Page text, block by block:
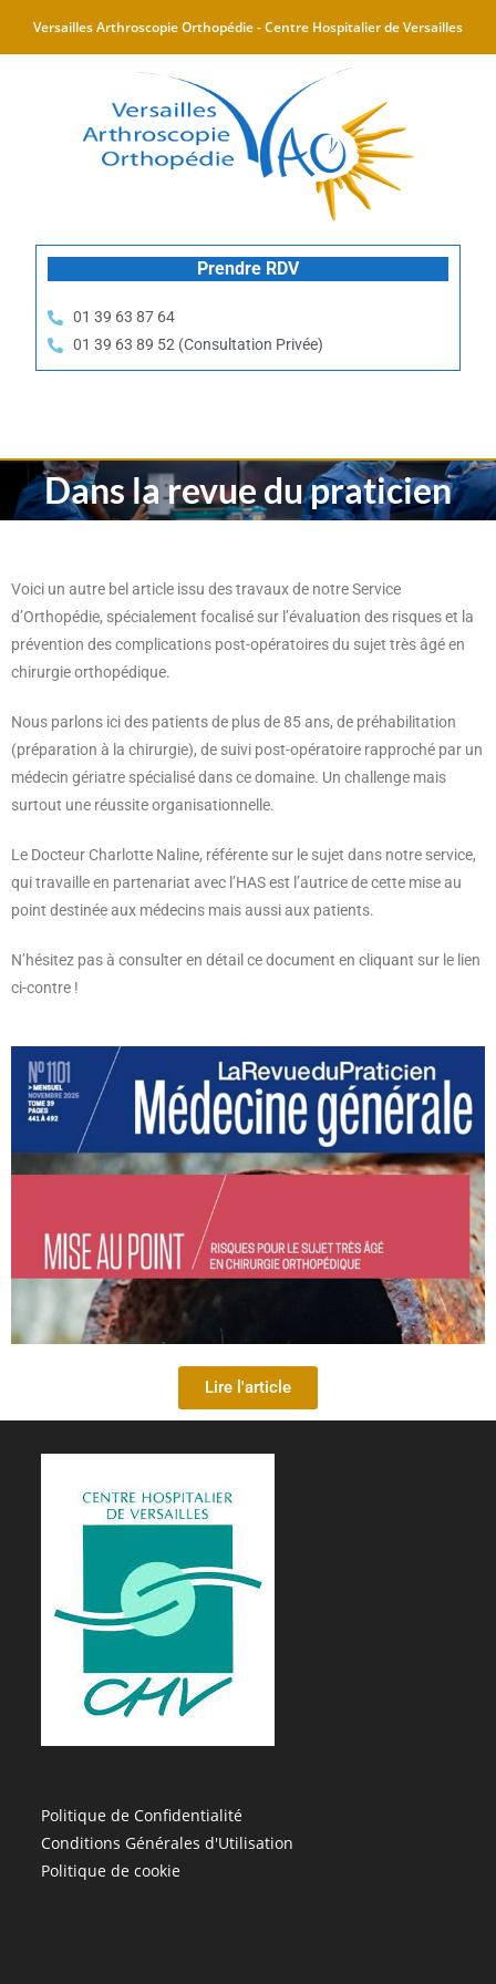
Versailles Arthroscopie Orthopédie - Centre Hospitalier de Versailles
Prendre RDV
01 39 63 87 64
01 39 63 89 52 (Consultation Privée)
Dans la revue du praticien
Voici un autre bel article issu des travaux de notre Service
d’Orthopédie, spécialement focalisé sur l’évaluation des risques et la
prévention des complications post-opératoires du sujet très âgé en
chirurgie orthopédique.
Nous parlons ici des patients de plus de 85 ans, de préhabilitation
(préparation à la chirurgie), de suivi post-opératoire rapproché par un
médecin gériatre spécialisé dans ce domaine. Un challenge mais
surtout une réussite organisationnelle.
Le Docteur Charlotte Naline, référente sur le sujet dans notre service,
qui travaille en partenariat avec l’HAS est l’autrice de cette mise au
point destinée aux médecins mais aussi aux patients.
N’hésitez pas à consulter en détail ce document en cliquant sur le lien
ci-contre !
Lire l'article
Politique de Confidentialité
Conditions Générales d'Utilisation
Politique de cookie